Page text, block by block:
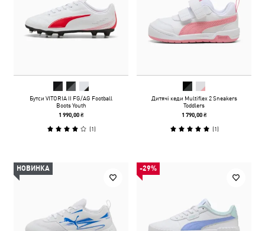
Бутси VITORIA II FG/AG Football
Boots Youth
1 990,00 ₴
(1)
Дитячі кеди Multiflex 2 Sneakers
Toddlers
1 790,00 ₴
(1)
НОВИНКА -29%